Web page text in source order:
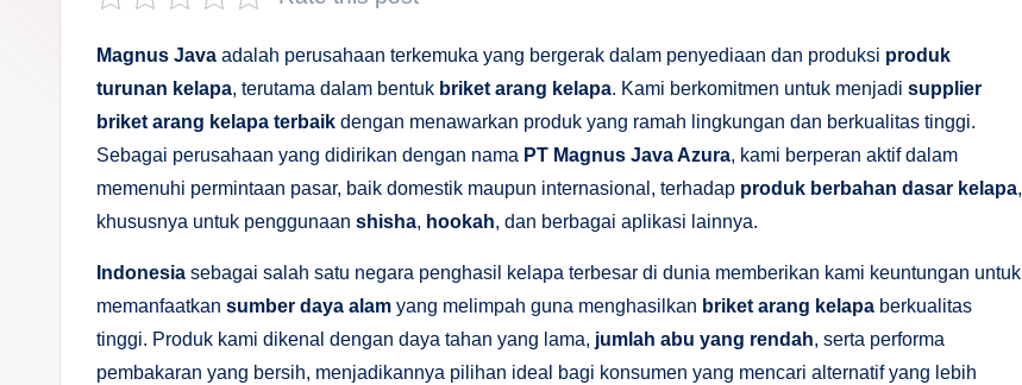
Magnus Java adalah perusahaan terkemuka yang bergerak dalam penyediaan dan produksi produk
turunan kelapa, terutama dalam bentuk briket arang kelapa. Kami berkomitmen untuk menjadi supplier
briket arang kelapa terbaik dengan menawarkan produk yang ramah lingkungan dan berkualitas tinggi.
Sebagai perusahaan yang didirikan dengan nama PT Magnus Java Azura, kami berperan aktif dalam
memenuhi permintaan pasar, baik domestik maupun internasional, terhadap produk berbahan dasar kelapa,
khususnya untuk penggunaan shisha, hookah, dan berbagai aplikasi lainnya.
Indonesia sebagai salah satu negara penghasil kelapa terbesar di dunia memberikan kami keuntungan untuk
memanfaatkan sumber daya alam yang melimpah guna menghasilkan briket arang kelapa berkualitas
tinggi. Produk kami dikenal dengan daya tahan yang lama, jumlah abu yang rendah, serta performa
pembakaran yang bersih, menjadikannya pilihan ideal bagi konsumen yang mencari alternatif yang lebih